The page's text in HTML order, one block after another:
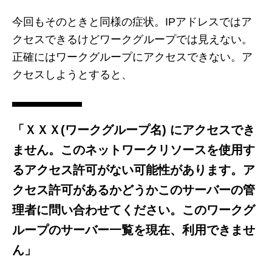
今回もそのときと同様の症状。IPアドレスではア
クセスできるけどワークグループでは見えない。
正確にはワークグループにアクセスできない。ア
クセスしようとすると、
「ＸＸＸ(ワークグループ名) にアクセスでき
ません。このネットワークリソースを使用す
るアクセス許可がない可能性があります。ア
クセス許可があるかどうかこのサーバーの管
理者に問い合わせてください。このワークグ
ループのサーバー一覧を現在、利用できませ
ん」